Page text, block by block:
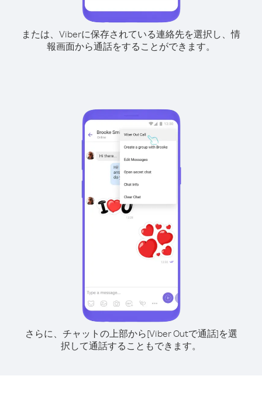
または、Viberに保存されている連絡先を選択し、情
報画面から通話をすることができます。
さらに、チャットの上部から[Viber Outで通話]を選
択して通話することもできます。